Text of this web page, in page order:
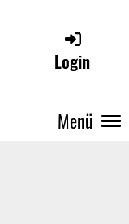
Login
Menü